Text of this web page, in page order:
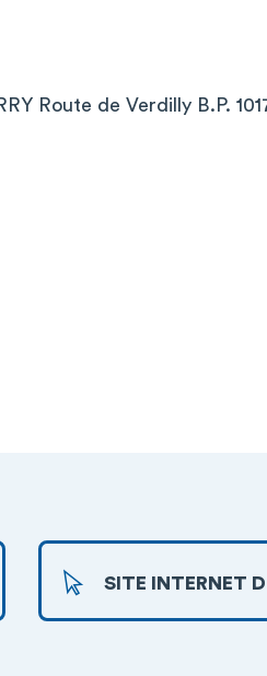
Route de Verdilly B.P.
SITE INTERNET